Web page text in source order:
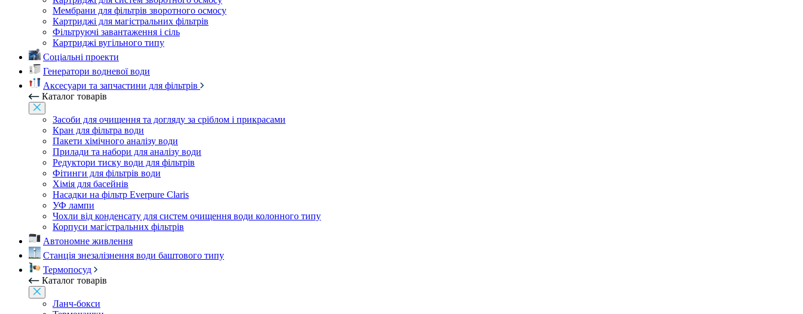
Мембрани для фільтрів зворотного осмосу
Картриджі для магістральних фільтрів
Фільтруючі завантаження і сіль
Картриджі вугільного типу
Соціальні проекти
Генератори водневої води
Аксесуари та запчастини для фільтрів
Каталог товарів
Засоби для очищення та догляду за сріблом і прикрасами
Кран для фільтра води
Пакети хімічного аналізу води
Прилади та набори для аналізу води
Редуктори тиску води для фільтрів
Фітинги для фільтрів води
Хімія для басейнів
Насадки на фільтр Everpure Claris
УФ лампи
Чохли від конденсату для систем очищення води колонного типу
Корпуси магістральних фільтрів
Автономне живлення
Станція знезалізнення води баштового типу
Термопосуд
Каталог товарів
Ланч-бокси